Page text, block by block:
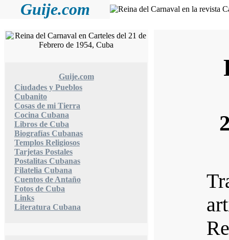
Guije.com
Guije.com
Ciudades y Pueblos
Cubanito
Cosas de mi Tierra
Cocina Cubana
Libros de Cuba
Biografías Cubanas
Templos Religiosos
Tarjetas Postales
Postalitas Cubanas
Filatelia Cubana
Cuentos de Antaño
Fotos de Cuba
Links
Literatura Cubana